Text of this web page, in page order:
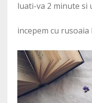
luati-va 2 minute si
incepem cu rusoaia